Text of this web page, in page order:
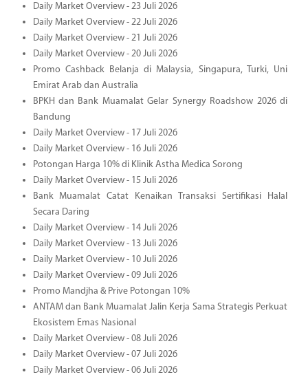
Daily Market Overview - 23 Juli 2026
Daily Market Overview - 22 Juli 2026
Daily Market Overview - 21 Juli 2026
Daily Market Overview - 20 Juli 2026
Promo Cashback Belanja di Malaysia, Singapura, Turki, Uni
Emirat Arab dan Australia
BPKH dan Bank Muamalat Gelar Synergy Roadshow 2026 di
Bandung
Daily Market Overview - 17 Juli 2026
Daily Market Overview - 16 Juli 2026
Potongan Harga 10% di Klinik Astha Medica Sorong
Daily Market Overview - 15 Juli 2026
Bank Muamalat Catat Kenaikan Transaksi Sertifikasi Halal
Secara Daring
Daily Market Overview - 14 Juli 2026
Daily Market Overview - 13 Juli 2026
Daily Market Overview - 10 Juli 2026
Daily Market Overview - 09 Juli 2026
Promo Mandjha & Prive Potongan 10%
ANTAM dan Bank Muamalat Jalin Kerja Sama Strategis Perkuat
Ekosistem Emas Nasional
Daily Market Overview - 08 Juli 2026
Daily Market Overview - 07 Juli 2026
Daily Market Overview - 06 Juli 2026